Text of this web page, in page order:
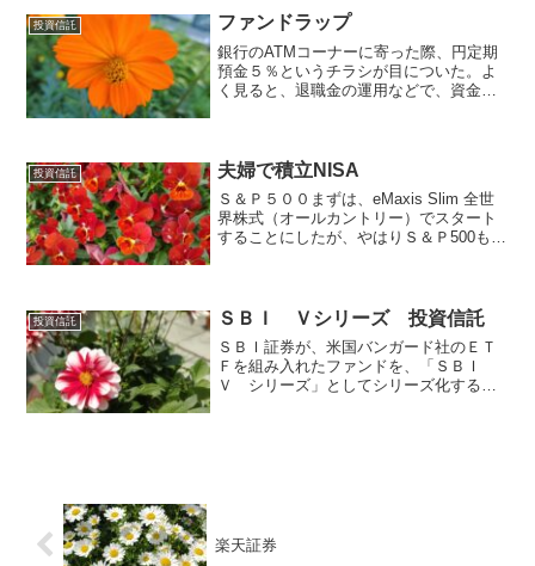
を選択するとよい。投資...
投資信託 ファンドラップ
銀行のATMコーナーに寄った際、円定期
預金５％というチラシが目についた。よ
く見ると、退職金の運用などで、資金を
年５％で運用できるという...
投資信託 夫婦で積立NISA
Ｓ＆Ｐ５００まずは、eMaxis Slim 全世
界株式（オールカントリー）でスタート
することにしたが、やはりＳ＆Ｐ500も捨
総額...
投資信託 ＳＢＩ Ｖシリーズ 投資信託
ＳＢＩ証券が、米国バンガード社のＥＴ
Ｆを組み入れたファンドを、「ＳＢＩ
Ｖ シリーズ」としてシリーズ化すると
楽天証券